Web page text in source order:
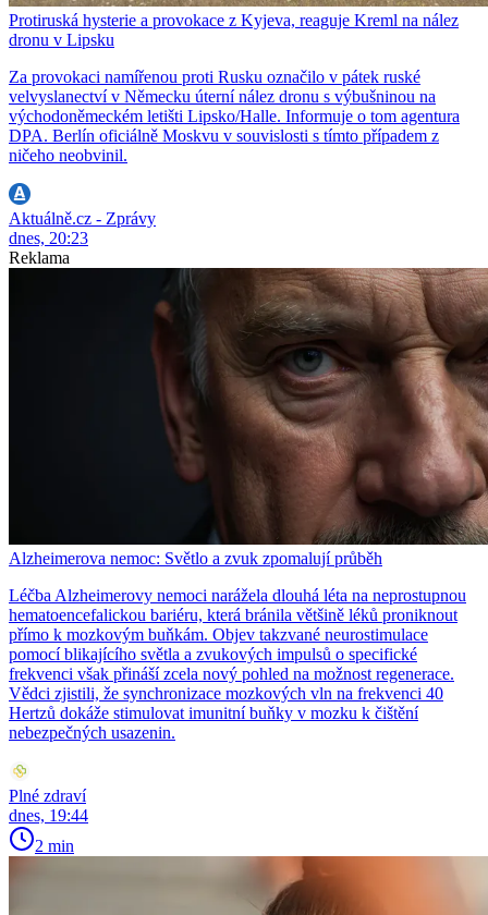
Protiruská hysterie a provokace z Kyjeva, reaguje Kreml na nález
dronu v Lipsku
Za provokaci namířenou proti Rusku označilo v pátek ruské
velvyslanectví v Německu úterní nález dronu s výbušninou na
východoněmeckém letišti Lipsko/Halle. Informuje o tom agentura
DPA. Berlín oficiálně Moskvu v souvislosti s tímto případem z
ničeho neobvinil.
Aktuálně.cz - Zprávy
dnes, 20:23
Reklama
Alzheimerova nemoc: Světlo a zvuk zpomalují průběh
Léčba Alzheimerovy nemoci narážela dlouhá léta na neprostupnou
hematoencefalickou bariéru, která bránila většině léků proniknout
přímo k mozkovým buňkám. Objev takzvané neurostimulace
pomocí blikajícího světla a zvukových impulsů o specifické
frekvenci však přináší zcela nový pohled na možnost regenerace.
Vědci zjistili, že synchronizace mozkových vln na frekvenci 40
Hertzů dokáže stimulovat imunitní buňky v mozku k čištění
nebezpečných usazenin.
Plné zdraví
dnes, 19:44
2 min